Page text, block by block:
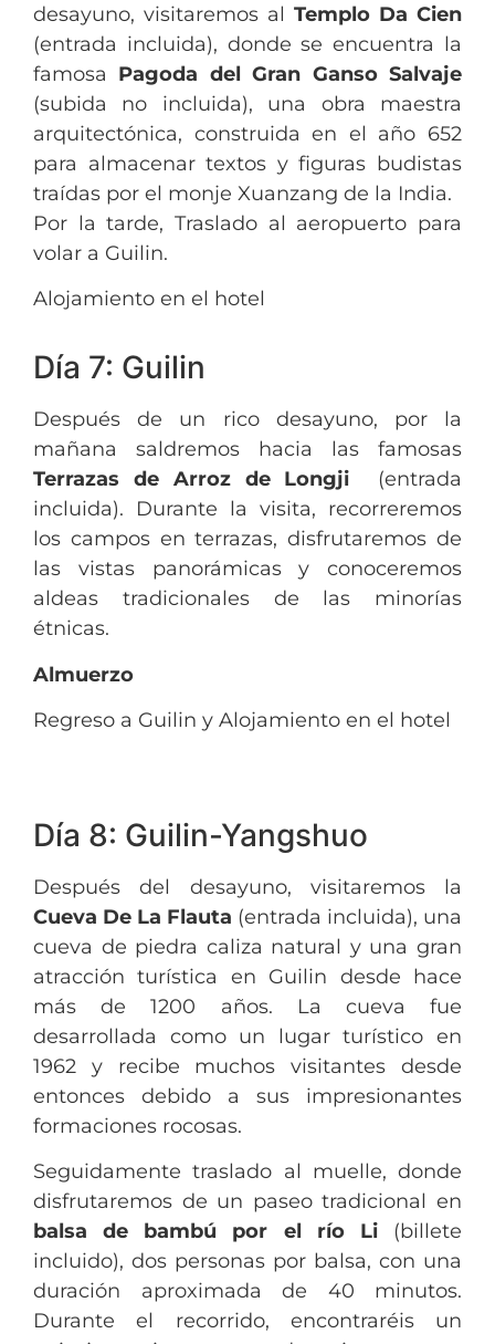
desayuno, visitaremos al Templo Da Cien
(entrada incluida), donde se encuentra la
famosa Pagoda del Gran Ganso Salvaje
(subida no incluida), una obra maestra
arquitectónica, construida en el año 652
para almacenar textos y figuras budistas
traídas por el monje Xuanzang de la India.
Por la tarde, Traslado al aeropuerto para
volar a Guilin.
Alojamiento en el hotel
Día 7: Guilin
Después de un rico desayuno, por la
mañana saldremos hacia las famosas
Terrazas de Arroz de Longji (entrada
incluida). Durante la visita, recorreremos
los campos en terrazas, disfrutaremos de
las vistas panorámicas y conoceremos
aldeas tradicionales de las minorías
étnicas.
Almuerzo
Regreso a Guilin y Alojamiento en el hotel
Día 8: Guilin-Yangshuo
Después del desayuno, visitaremos la
Cueva De La Flauta (entrada incluida), una
cueva de piedra caliza natural y una gran
atracción turística en Guilin desde hace
más de 1200 años. La cueva fue
desarrollada como un lugar turístico en
1962 y recibe muchos visitantes desde
entonces debido a sus impresionantes
formaciones rocosas.
Seguidamente traslado al muelle, donde
disfrutaremos de un paseo tradicional en
balsa de bambú por el río Li (billete
incluido), dos personas por balsa, con una
duración aproximada de 40 minutos.
Durante el recorrido, encontraréis un